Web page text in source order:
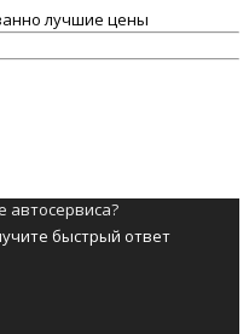
лучшие цены
автосервиса?
быстрый ответ